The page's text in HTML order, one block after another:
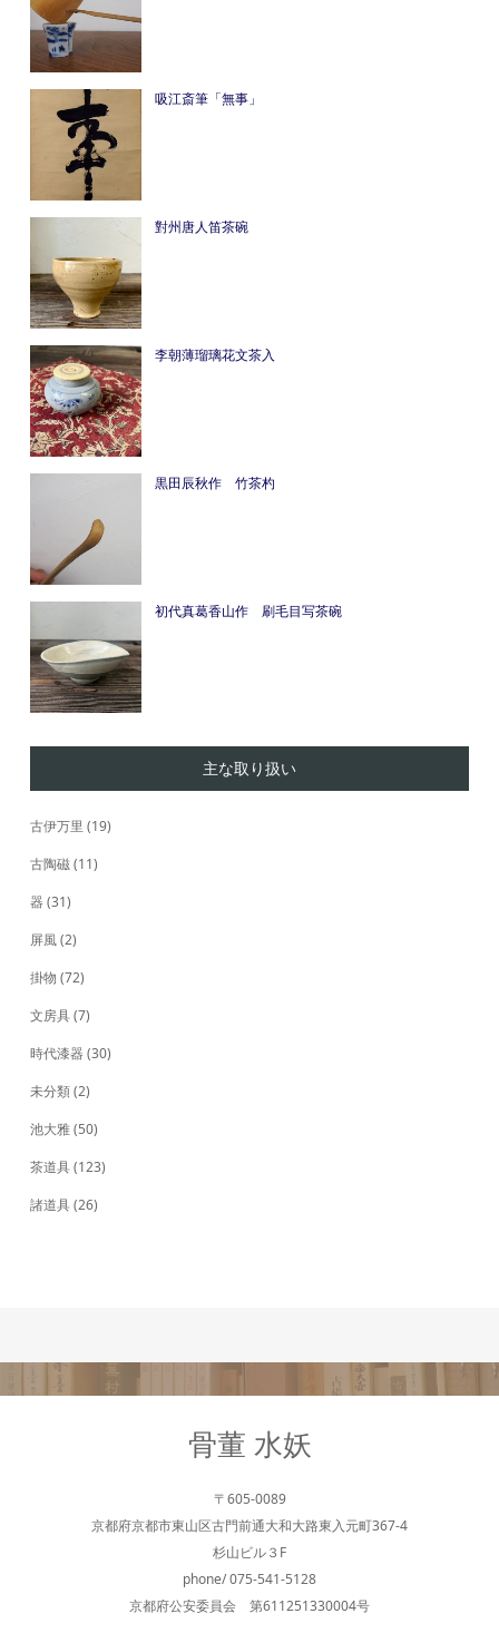
吸江斎筆「無事」
對州唐人笛茶碗
李朝薄瑠璃花文茶入
黒田辰秋作 竹茶杓
初代真葛香山作 刷毛目写茶碗
主な取り扱い
古伊万里 (19)
古陶磁(11)
器 (31)
屏風(2)
掛物 (72)
文房具(7)
時代漆器 (30)
未分類(2)
池大雅(50)
茶道具(123)
諸道具(26)
骨董 水妖
〒605-0089
京都府京都市東山区古門前通大和大路東入元町367-4
杉山ビル３F
phone/ 075-541-5128
京都府公安委員会 第611251330004号